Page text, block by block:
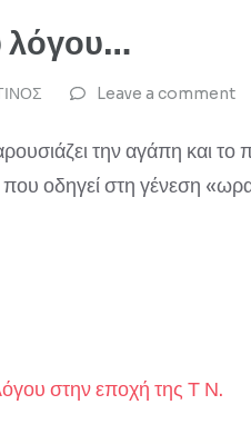
λόγου…
Leave a comment
την αγάπη και
οδηγεί στη γένεση
στην εποχή της Τ Ν.